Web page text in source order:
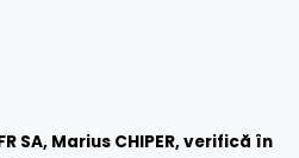
SA, Marius CHIPER, verifică în